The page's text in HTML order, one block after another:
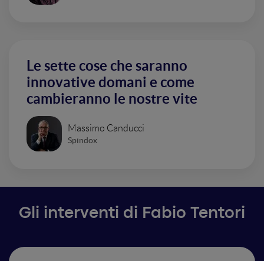
Le sette cose che saranno
innovative domani e come
cambieranno le nostre vite
Massimo Canducci
Spindox
Gli interventi di Fabio Tentori